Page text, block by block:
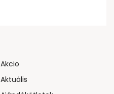
Akcio
Aktuális